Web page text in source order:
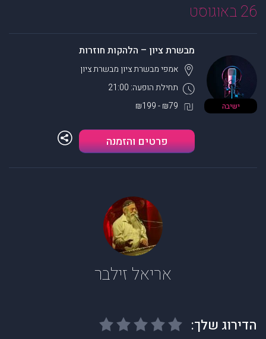
26 באוגוסט
ישיבה
מבשרת ציון – הלהקות חוזרות
תחילת הופעה: 21:00
אמפי מבשרת ציון מבשרת ציון
₪79 - ₪199
פרטים והזמנה
אריאל זילבר